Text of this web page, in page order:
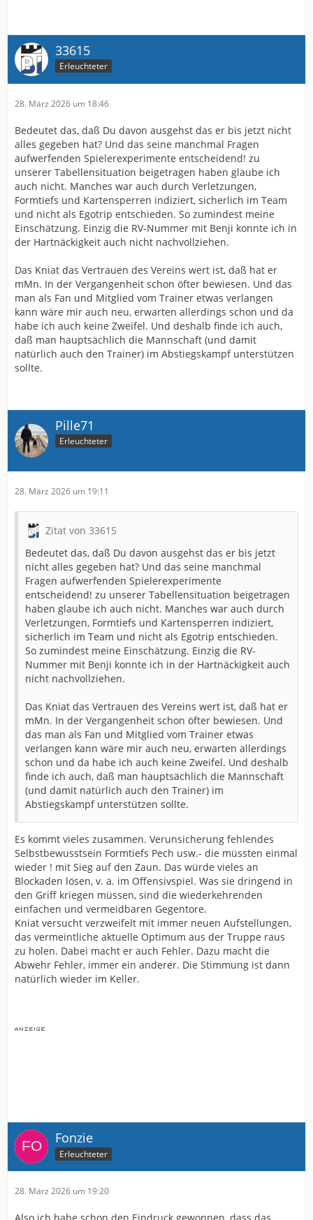
33615
Erleuchteter
28. März 2026 um 18:46
Bedeutet das, daß Du davon ausgehst das er bis jetzt nicht
alles gegeben hat? Und das seine manchmal Fragen
aufwerfenden Spielerexperimente entscheidend! zu
unserer Tabellensituation beigetragen haben glaube ich
auch nicht. Manches war auch durch Verletzungen,
Formtiefs und Kartensperren indiziert, sicherlich im Team
und nicht als Egotrip entschieden. So zumindest meine
Einschätzung. Einzig die RV-Nummer mit Benji konnte ich in
der Hartnäckigkeit auch nicht nachvollziehen.
Das Kniat das Vertrauen des Vereins wert ist, daß hat er
mMn. In der Vergangenheit schon öfter bewiesen. Und das
man als Fan und Mitglied vom Trainer etwas verlangen
kann wäre mir auch neu, erwarten allerdings schon und da
habe ich auch keine Zweifel. Und deshalb finde ich auch,
daß man hauptsächlich die Mannschaft (und damit
natürlich auch den Trainer) im Abstiegskampf unterstützen
sollte.
Pille71
Erleuchteter
28. März 2026 um 19:11
Zitat von 33615
Bedeutet das, daß Du davon ausgehst das er bis jetzt
nicht alles gegeben hat? Und das seine manchmal
Fragen aufwerfenden Spielerexperimente
entscheidend! zu unserer Tabellensituation beigetragen
haben glaube ich auch nicht. Manches war auch durch
Verletzungen, Formtiefs und Kartensperren indiziert,
sicherlich im Team und nicht als Egotrip entschieden.
So zumindest meine Einschätzung. Einzig die RV-
Nummer mit Benji konnte ich in der Hartnäckigkeit auch
nicht nachvollziehen.
Das Kniat das Vertrauen des Vereins wert ist, daß hat er
mMn. In der Vergangenheit schon öfter bewiesen. Und
das man als Fan und Mitglied vom Trainer etwas
verlangen kann wäre mir auch neu, erwarten allerdings
schon und da habe ich auch keine Zweifel. Und deshalb
finde ich auch, daß man hauptsächlich die Mannschaft
(und damit natürlich auch den Trainer) im
Abstiegskampf unterstützen sollte.
Es kommt vieles zusammen. Verunsicherung fehlendes
Selbstbewusstsein Formtiefs Pech usw.- die müssten einmal
wieder ! mit Sieg auf den Zaun. Das würde vieles an
Blockaden lösen, v. a. im Offensivspiel. Was sie dringend in
den Griff kriegen müssen, sind die wiederkehrenden
einfachen und vermeidbaren Gegentore.
Kniat versucht verzweifelt mit immer neuen Aufstellungen,
das vermeintliche aktuelle Optimum aus der Truppe raus
zu holen. Dabei macht er auch Fehler. Dazu macht die
Abwehr Fehler, immer ein anderer. Die Stimmung ist dann
natürlich wieder im Keller.
Fonzie
Erleuchteter
28. März 2026 um 19:20